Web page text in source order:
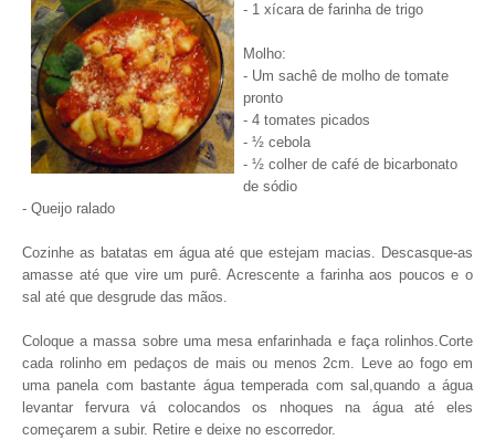
- 1 xícara de farinha de trigo
Molho:
- Um sachê de molho de tomate
pronto
- 4 tomates picados
- ½ cebola
- ½ colher de café de bicarbonato
de sódio
- Queijo ralado
Cozinhe as batatas em água até que estejam macias. Descasque-as
amasse até que vire um purê. Acrescente a farinha aos poucos e o
sal até que desgrude das mãos.
Coloque a massa sobre uma mesa enfarinhada e faça rolinhos.Corte
cada rolinho em pedaços de mais ou menos 2cm. Leve ao fogo em
uma panela com bastante água temperada com sal,quando a água
levantar fervura vá colocandos os nhoques na água até eles
começarem a subir. Retire e deixe no escorredor.